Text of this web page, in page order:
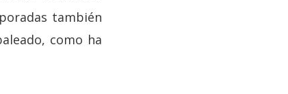
también
como ha